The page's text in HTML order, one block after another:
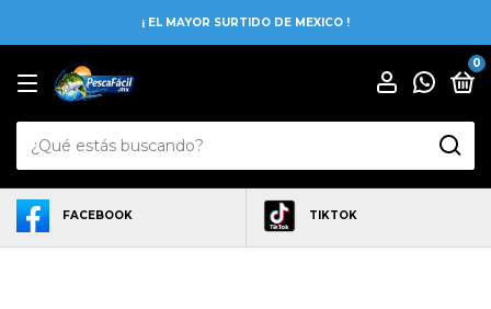
¡ EL MAYOR SURTIDO DE MEXICO !
0
FACEBOOK TIKTOK